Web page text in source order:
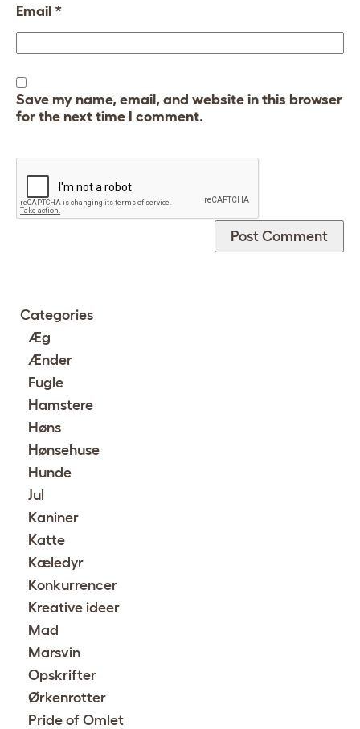
Email *
Save my name, email, and website in this browser
for the next time I comment.
Categories
Æg
Ænder
Fugle
Hamstere
Høns
Hønsehuse
Hunde
Jul
Kaniner
Katte
Kæledyr
Konkurrencer
Kreative ideer
Mad
Marsvin
Opskrifter
Ørkenrotter
Pride of Omlet